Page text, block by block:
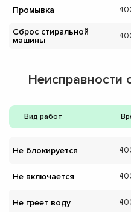
Промывка
Сброс стиральной
машины
Неисправности
Вид работ
Не блокируется
Не включается
Не греет воду